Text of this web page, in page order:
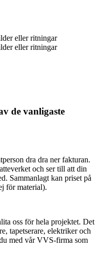
eller ritningar
eller ritningar
de vanligaste
dra dra ner fakturan.
och ser till att din
Sammanlagt kan priset på
för material).
oss för hela projektet. Det
tapetserare, elektriker och
med vår VVS-firma som